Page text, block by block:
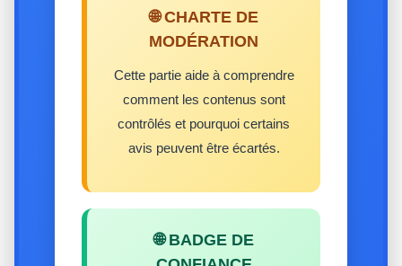
🌐 CHARTE DE
MODÉRATION
Cette partie aide à comprendre
comment les contenus sont
contrôlés et pourquoi certains
avis peuvent être écartés.
🌐 BADGE DE